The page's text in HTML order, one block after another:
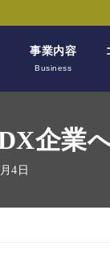
事業内容
Business
企業
4日